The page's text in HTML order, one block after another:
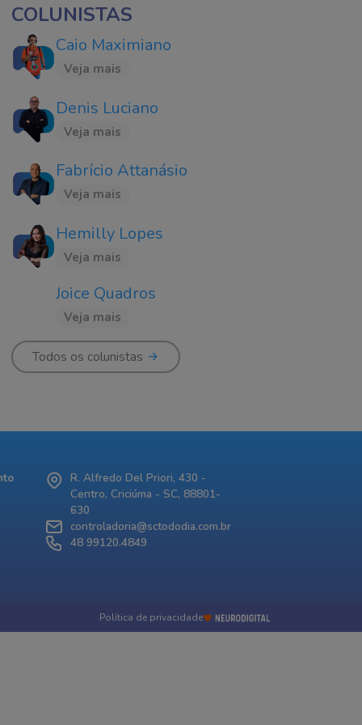
COLUNISTAS
Caio Maximiano
Veja mais
Denis Luciano
Veja mais
Fabrício Attanásio
Veja mais
Hemilly Lopes
Veja mais
Joice Quadros
Veja mais
Todos os colunistas
R. Alfredo Del Priori, 430 -
Centro, Criciúma - SC, 88801-
630
controladoria@sctododia.com.br
48 99120.4849
Política de privacidade